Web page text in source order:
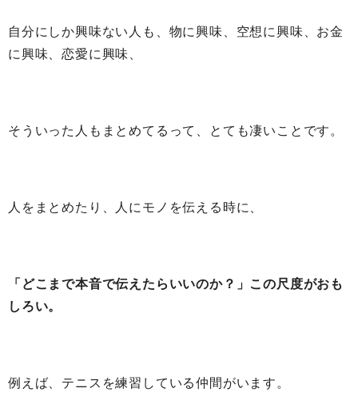
自分にしか興味ない人も、物に興味、空想に興味、お金
に興味、恋愛に興味、
そういった人もまとめてるって、とても凄いことです。
人をまとめたり、人にモノを伝える時に、
「どこまで本音で伝えたらいいのか？」この尺度がおも
しろい。
例えば、テニスを練習している仲間がいます。